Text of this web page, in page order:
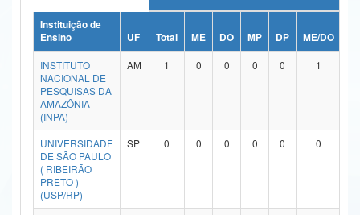
Ministério da Ciência, Tecnologia, Inovações e Comunicações
Ministério do Meio Ambiente
Ministério do Turismo
Ministério do Desenvolvimento Regional
Controladoria-Geral da União
Ministério da Mulher, da Família e dos Direitos Humanos
Instituição de
Ensino
UF Total ME DO MP DP ME/DO
INSTITUTO
NACIONAL DE
PESQUISAS DA
AMAZÔNIA
(INPA)
AM 1 0 0 0 0 1
UNIVERSIDADE
DE SÃO PAULO
( RIBEIRÃO
PRETO )
(USP/RP)
SP 0 0 0 0 0 0